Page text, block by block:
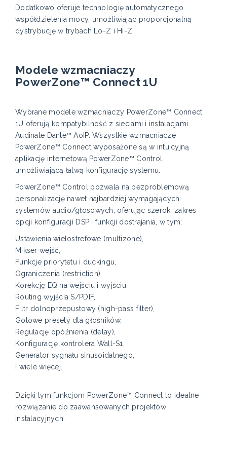
Dodatkowo oferuje technologię automatycznego
współdzielenia mocy, umożliwiając proporcjonalną
dystrybucję w trybach Lo-Z i Hi-Z.
Modele wzmacniaczy
PowerZone™ Connect 1U
Wybrane modele wzmacniaczy PowerZone™ Connect
1U oferują kompatybilność z sieciami i instalacjami
Audinate Dante™ AoIP. Wszystkie wzmacniacze
PowerZone™ Connect wyposażone są w intuicyjną
aplikację internetową PowerZone™ Control,
umożliwiającą łatwą konfigurację systemu.
PowerZone™ Control pozwala na bezproblemową
personalizację nawet najbardziej wymagających
systemów audio/głosowych, oferując szeroki zakres
opcji konfiguracji DSP i funkcji dostrajania, w tym:
Ustawienia wielostrefowe (multizone),
Mikser wejść,
Funkcje priorytetu i duckingu,
Ograniczenia (restriction),
Korekcję EQ na wejściu i wyjściu,
Routing wyjścia S/PDIF,
Filtr dolnoprzepustowy (high-pass filter),
Gotowe presety dla głośników,
Regulację opóźnienia (delay),
Konfigurację kontrolera Wall-S1,
Generator sygnału sinusoidalnego,
I wiele więcej.
Dzięki tym funkcjom PowerZone™ Connect to idealne
rozwiązanie do zaawansowanych projektów
instalacyjnych.